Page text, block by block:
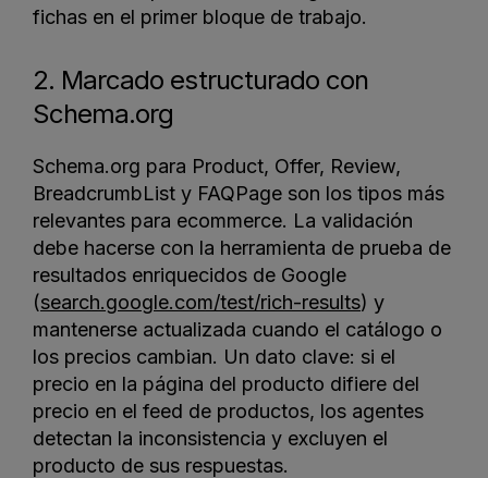
fichas en el primer bloque de trabajo.
2. Marcado estructurado con
Schema.org
Schema.org para Product, Offer, Review,
BreadcrumbList y FAQPage son los tipos más
relevantes para ecommerce. La validación
debe hacerse con la herramienta de prueba de
resultados enriquecidos de Google
(search.google.com/test/rich-results) y
mantenerse actualizada cuando el catálogo o
los precios cambian. Un dato clave: si el
precio en la página del producto difiere del
precio en el feed de productos, los agentes
detectan la inconsistencia y excluyen el
producto de sus respuestas.